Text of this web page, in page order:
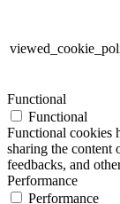
Functional
Functional
Functional cookies
sharing the content
feedbacks, and
Performance
Performance